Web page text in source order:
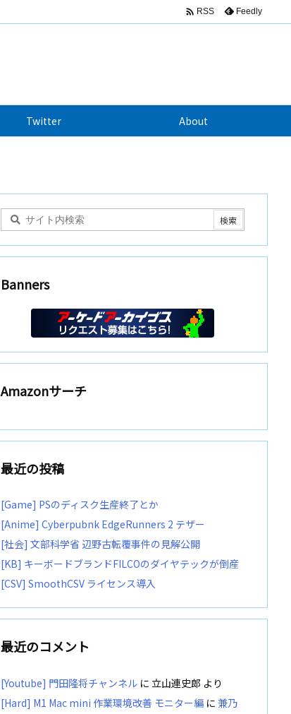
Twitter About
 RSS Feedly
Banners
Amazonサーチ
最近の投稿
[Game] PSのディスク生産終了とか
[Anime] Cyberpubnk EdgeRunners 2 テザー
[社会] 文部科学省 辺野古転覆事件の見解公開
[KB] キーボードブランドFILCOのダイヤテックが倒産
[CSV] SmoothCSV ライセンス導入
最近のコメント
[Youtube] 門田隆将チャンネル に 立山連史郎 より
[Hard] M1 Mac mini 作業環境改善 モニター編 に 兼乃